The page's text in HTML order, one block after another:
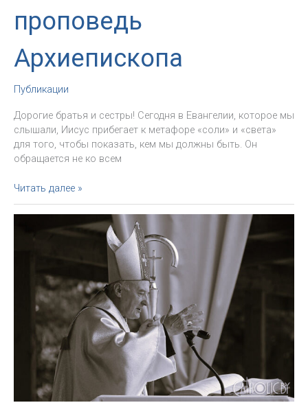
проповедь
Архиепископа
Публикации
Дорогие братья и сестры! Сегодня в Евангелии, которое мы
слышали, Иисус прибегает к метафоре «соли» и «света»
для того, чтобы показать, кем мы должны быть. Он
обращается не ко всем
«Соль
земли
и
проповедь
Архиепископа
Читать далее »